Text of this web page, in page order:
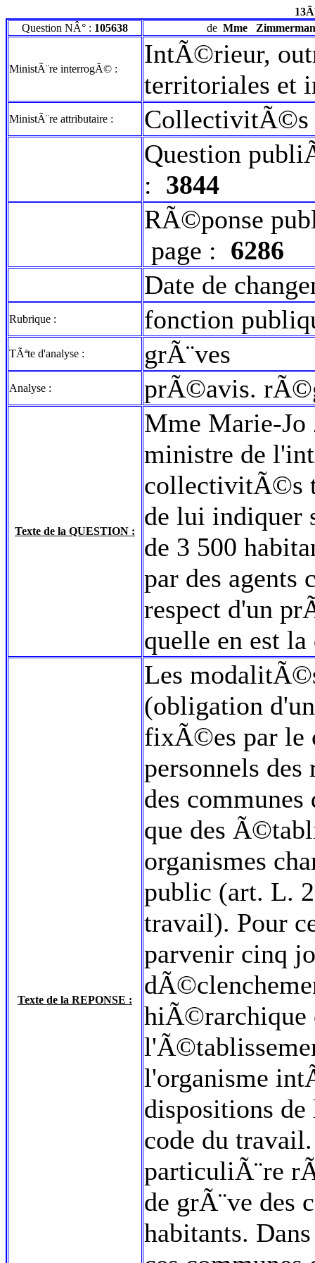
Question NÂ° : 105638 de Mme
MinistÃ¨re interrogÃ© :
IntÃ©rieur,
territoriales et
MinistÃ¨re attributaire :
CollectivitÃ©s
Question
: 3844
RÃ©ponse
page : 6286
Date de
Rubrique : fonction
TÃªte d'analyse : grÃ¨ves
Analyse : prÃ©avis.
Texte de la QUESTION :
Mme Marie-
ministre de
collectivitÃ©s
de lui indiquer
de 3 500
par des agents
respect d'un
quelle en est
Texte de la REPONSE :
Les
(obligation
fixÃ©es par le
personnels
des
que des
organismes
public (art. L.
travail). Pour
parvenir cinq
hiÃ©rarchique
l'organisme
dispositions
code du
particuliÃ¨re
de grÃ¨ve des
habitants.